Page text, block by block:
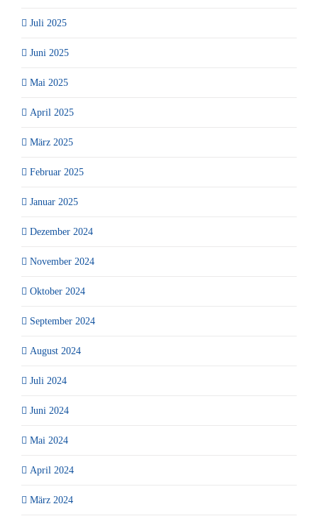
Juli 2025
Juni 2025
Mai 2025
April 2025
März 2025
Februar 2025
Januar 2025
Dezember 2024
November 2024
Oktober 2024
September 2024
August 2024
Juli 2024
Juni 2024
Mai 2024
April 2024
März 2024